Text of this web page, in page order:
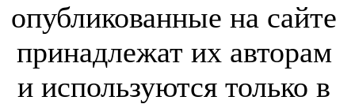
опубликованные на сайте
принадлежат их авторам
и используются только в